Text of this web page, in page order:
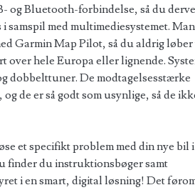
og Bluetooth-forbindelse, så du
med multimediesystemet.
Garmin Map Pilot, så du aldrig
over hele Europa eller lignende.
dobbelttuner. De modtagelsesstærke
de er så godt som usynlige, så de
et specifikt problem med din nye bil
finder du instruktionsbøger samt
i en smart, digital løsning! Det